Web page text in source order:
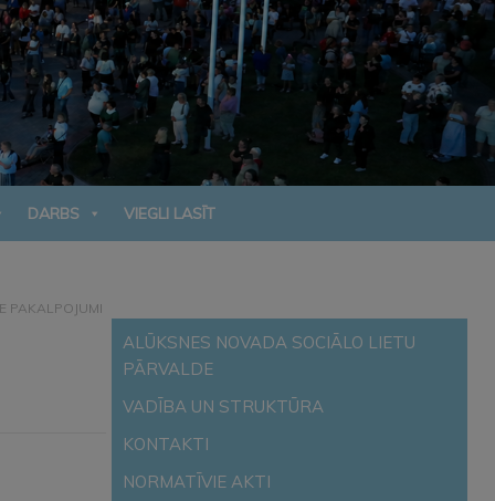
DARBS VIEGLI LASĪT
PAKALPOJUMI
ALŪKSNES NOVADA SOCIĀLO LIETU
PĀRVALDE
VADĪBA UN STRUKTŪRA
KONTAKTI
NORMATĪVIE AKTI